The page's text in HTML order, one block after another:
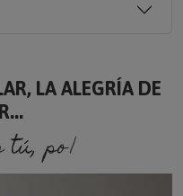
LA ALEGRÍA DE
s